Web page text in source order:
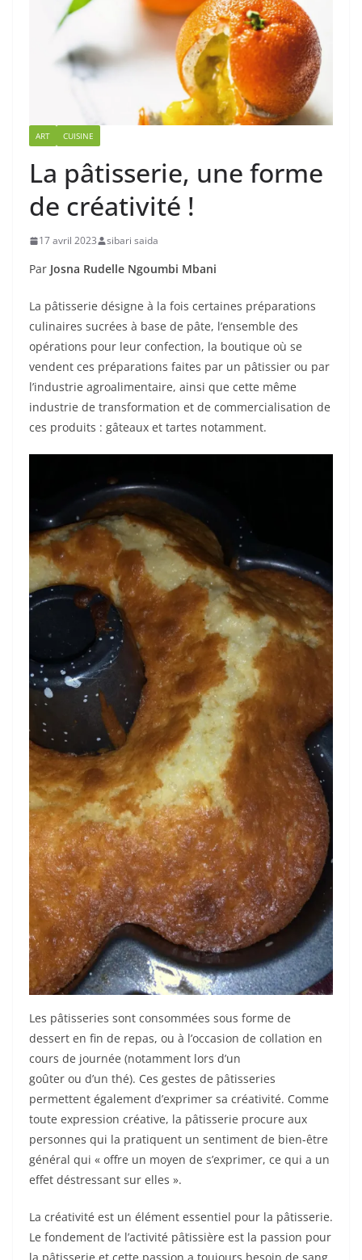
ART CUISINE
La pâtisserie, une forme
de créativité !
17 avril 2023 sibari saida
Par Josna Rudelle Ngoumbi Mbani
La pâtisserie désigne à la fois certaines préparations
culinaires sucrées à base de pâte, l’ensemble des
opérations pour leur confection, la boutique où se
vendent ces préparations faites par un pâtissier ou par
l’industrie agroalimentaire, ainsi que cette même
industrie de transformation et de commercialisation de
ces produits : gâteaux et tartes notamment.
Les pâtisseries sont consommées sous forme de
dessert en fin de repas, ou à l’occasion de collation en
cours de journée (notamment lors d’un
goûter ou d’un thé). Ces gestes de pâtisseries
permettent également d’exprimer sa créativité. Comme
toute expression créative, la pâtisserie procure aux
personnes qui la pratiquent un sentiment de bien-être
général qui « offre un moyen de s’exprimer, ce qui a un
effet déstressant sur elles ».
La créativité est un élément essentiel pour la pâtisserie.
Le fondement de l’activité pâtissière est la passion pour